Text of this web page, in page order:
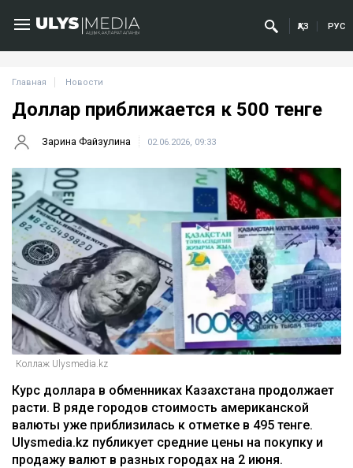
ҚАЗ РУС
Главная Новости
Доллар приближается к 500 тенге
Зарина Файзулина 02.06.2026, 09:33
Коллаж Ulysmedia.kz
Курс доллара в обменниках Казахстана продолжает
расти. В ряде городов стоимость американской
валюты уже приблизилась к отметке в 495 тенге.
Ulysmedia.kz публикует средние цены на покупку и
продажу валют в разных городах на 2 июня.